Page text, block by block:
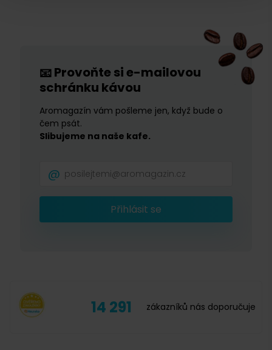
📧Provoňte si e-mailovou
schránku kávou
Aromagazín vám pošleme jen, když bude o
čem psát.
Slibujeme na naše kafe.
Přihlásit se
14 291 zákazníků nás doporučuje